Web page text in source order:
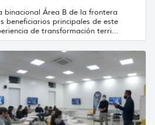
binacional Área B de la frontera
beneficiarios principales de este
de transformación terri...